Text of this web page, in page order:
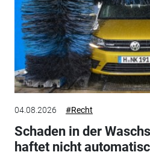
04.08.2026 #Recht
Schaden in der
haftet nicht